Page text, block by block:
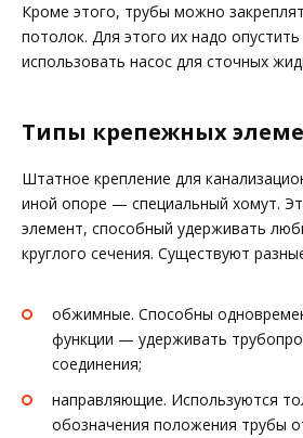
Кроме этого, трубы можно
потолок. Для этого их надо
использовать насос для сточных
Типы крепежных
Штатное крепление для
иной опоре — специальный хомут.
элемент, способный удерживать
круглого сечения. Существуют
обжимные. Способны
функции — удерживать
соединения;
направляющие. Используются
обозначения положения трубы